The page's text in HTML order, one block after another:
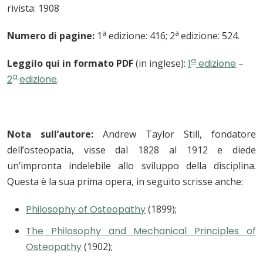
rivista: 1908
Numero di pagine: 1 a edizione: 416; 2a edizione: 524.
Leggilo qui in formato PDF(in inglese): 1a edizione –
2a edizione.
Nota sull’autore: Andrew Taylor Still, fondatore
dell’osteopatia, visse dal 1828 al 1912 e diede
un’impronta indelebile allo sviluppo della disciplina.
Questa è la sua prima opera, in seguito scrisse anche:
Philosophy of Osteopathy(1899);
The Philosophy and Mechanical Principles of
Osteopathy(1902);